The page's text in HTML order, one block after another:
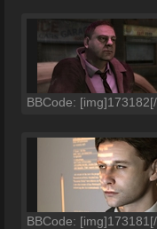
BBCode:
BBCode: